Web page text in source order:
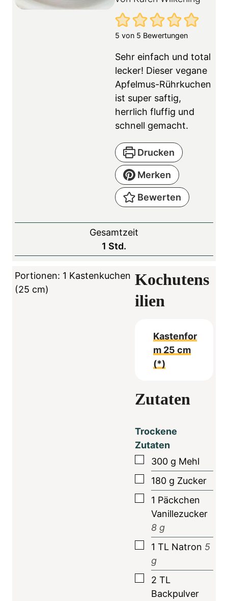
5 von 5 Bewertungen
Sehr einfach und total
lecker! Dieser vegane
Apfelmus-Rührkuchen
ist super saftig,
herrlich fluffig und
schnell gemacht.
Drucken
Merken
Bewerten
Gesamtzeit
1 S
t
u
Std.
Portionen: 1 Kastenkuchen
(25 cm)
Kochutens
ilien
Kastenfor
m 25 cm
(*)
Zutaten
Trockene
Zutaten
▢
300 g Mehl
▢
180 g Zucker
▢
1 Päckchen
Vanillezucker
8 g
▢
1 TL Natron 5
g
▢
2 TL
Backpulver